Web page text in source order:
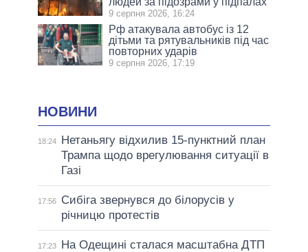
9 серпня 2026, 16:24
Рф атакувала автобус із 12
дітьми та рятувальників під час
повторних ударів
9 серпня 2026, 17:19
НОВИНИ
18:24
Нетаньягу відхилив 15-пунктний план
Трампа щодо врегулювання ситуації в
Газі
17:56
Сибіга звернувся до білорусів у
річницю протестів
17:23
На Одещині сталася масштабна ДТП